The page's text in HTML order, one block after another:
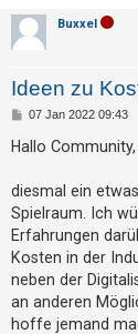
R
e
g
i
s
t
r
i
e
r
Buxxel
Ideen zu
B
i
t
a
g
07 Jan 2022 09:43
Hallo Community,
diesmal ein
Spielraum. Ich
Erfahrungen
Kosten in der
neben der
an anderen
hoffe jemand